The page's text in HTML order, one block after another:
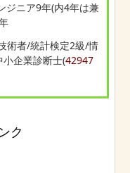
ジニア9年(内4年は兼
術者/統計検定2級/情
小企業診断士(42947
ク